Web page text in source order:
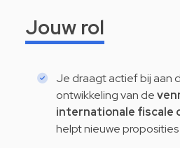
Jouw rol
Je draagt actief bij aan
ontwikkeling van de
internationale fiscale
helpt nieuwe